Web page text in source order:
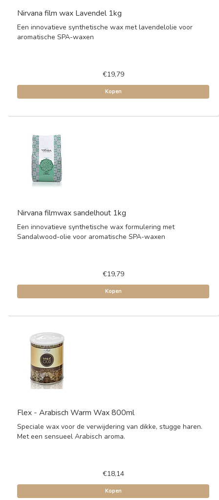
Nirvana film wax Lavendel 1kg
Een innovatieve synthetische wax met lavendelolie voor
aromatische SPA-waxen
€19,79
Kopen
Nirvana filmwax sandelhout 1kg
Een innovatieve synthetische wax formulering met
Sandalwood-olie voor aromatische SPA-waxen
€19,79
Kopen
Flex - Arabisch Warm Wax 800ml
Speciale wax voor de verwijdering van dikke, stugge haren.
Met een sensueel Arabisch aroma.
€18,14
Kopen